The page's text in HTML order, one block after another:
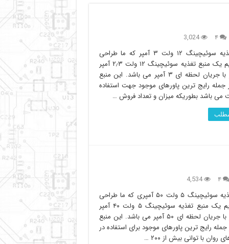
۴
3,024
منبع تغذیه سوئیچینگ ۱۲ ولت ۳ آمپر که ما طراحی
نموده ایم یک منبع تغذیه سوئیچینگ ۱۲ ولت ۲٫۳ آمپر
دائم کار با جریان لحظه ای ۳ آمپر می باشد. این منبع
جمله رایج ترین پاورهای موجود جهت استفاده
می باشد بطوریکه میزان و تعداد فروش …
مطلب
۴
4,534
منبع تغذیه سوئیچینگ ۵ ولت ۵۰ آمپری که ما طراحی
نموده ایم یک منبع تغذیه سوئیچینگ ۵ ولت ۴۰ آمپر
دائم کار با جریان لحظه ای ۵۰ آمپر می باشد. این منبع
جمله رایج ترین پاورهای موجود برای استفاده در
روان با توانی بیش از ۲۰۰ …